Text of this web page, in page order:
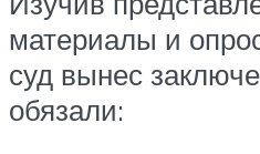
материалы и
суд вынес
обязали: